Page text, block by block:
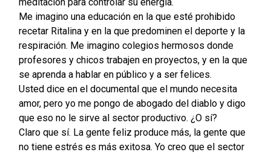
Me imagino una educación en la que esté prohibido
recetar Ritalina y en la que predominen el deporte y la
respiración. Me imagino colegios hermosos donde
profesores y chicos trabajen en proyectos, y en la que
se aprenda a hablar en público y a ser felices.
Usted dice en el documental que el mundo necesita
amor, pero yo me pongo de abogado del diablo y digo
que eso no le sirve al sector productivo. ¿O sí?
Claro que sí. La gente feliz produce más, la gente que
no tiene estrés es más exitosa. Yo creo que el sector